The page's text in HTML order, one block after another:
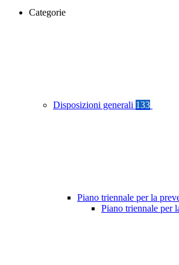
Categorie
Disposizioni generali 133
Piano triennale per la
Piano triennale per